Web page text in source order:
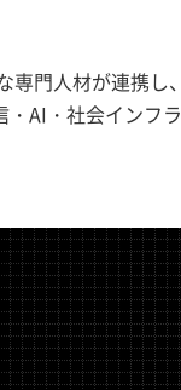
専門人材が連携
AI・社会インフ